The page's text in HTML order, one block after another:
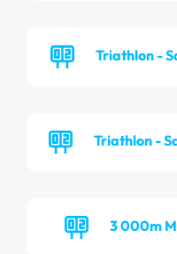
Triathlon -
Triathlon -
3 000m